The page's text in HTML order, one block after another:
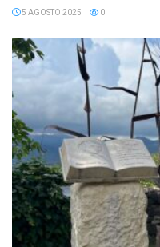
5 AGOSTO 2025 0